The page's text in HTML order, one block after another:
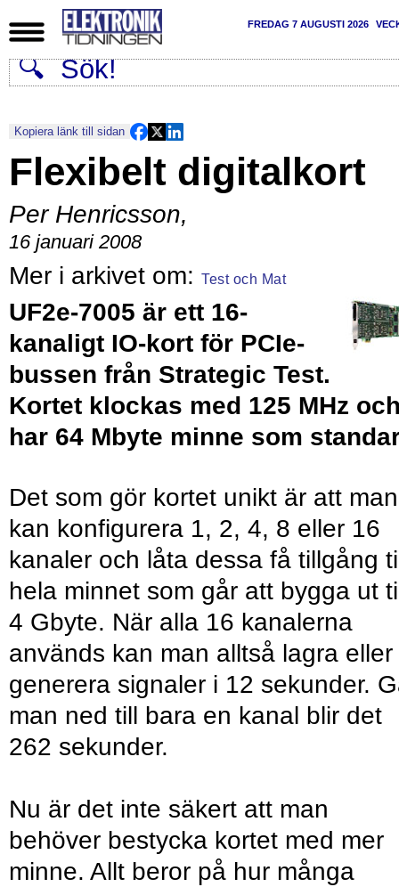
FREDAG 7 AUGUSTI 2026
Kopiera länk till sidan
Flexibelt digitalkort
Per Henricsson,
16 januari 2008
Test och Mat
UF2e-7005 är ett 16-
kanaligt IO-kort för PCIe-
bussen från Strategic Test.
Kortet klockas med 125 MHz
har 64 Mbyte minne som
Det som gör kortet unikt är att man
kan konfigurera 1, 2, 4, 8 eller 16
kanaler och låta dessa få tillgång
hela minnet som går att bygga ut
4 Gbyte. När alla 16 kanalerna
används kan man alltså lagra eller
generera signaler i 12 sekunder.
man ned till bara en kanal blir det
262 sekunder.
Nu är det inte säkert att man
behöver bestycka kortet med mer
minne. Allt beror på hur många